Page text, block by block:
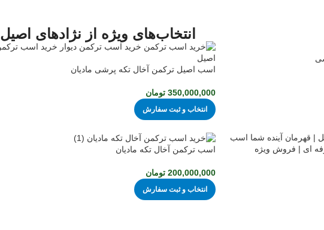
انتخاب‌های ویژه از نژادهای اصیل
اسب اصیل ترکمن آخال تکه پرشی مادیان
350,000,000 تومان
انتخاب و ثبت سفارش
اسب ترکمن آخال تکه مادیان
200,000,000 تومان
انتخاب و ثبت سفارش